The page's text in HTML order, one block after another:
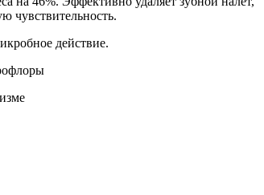
чувствительность.
действие.